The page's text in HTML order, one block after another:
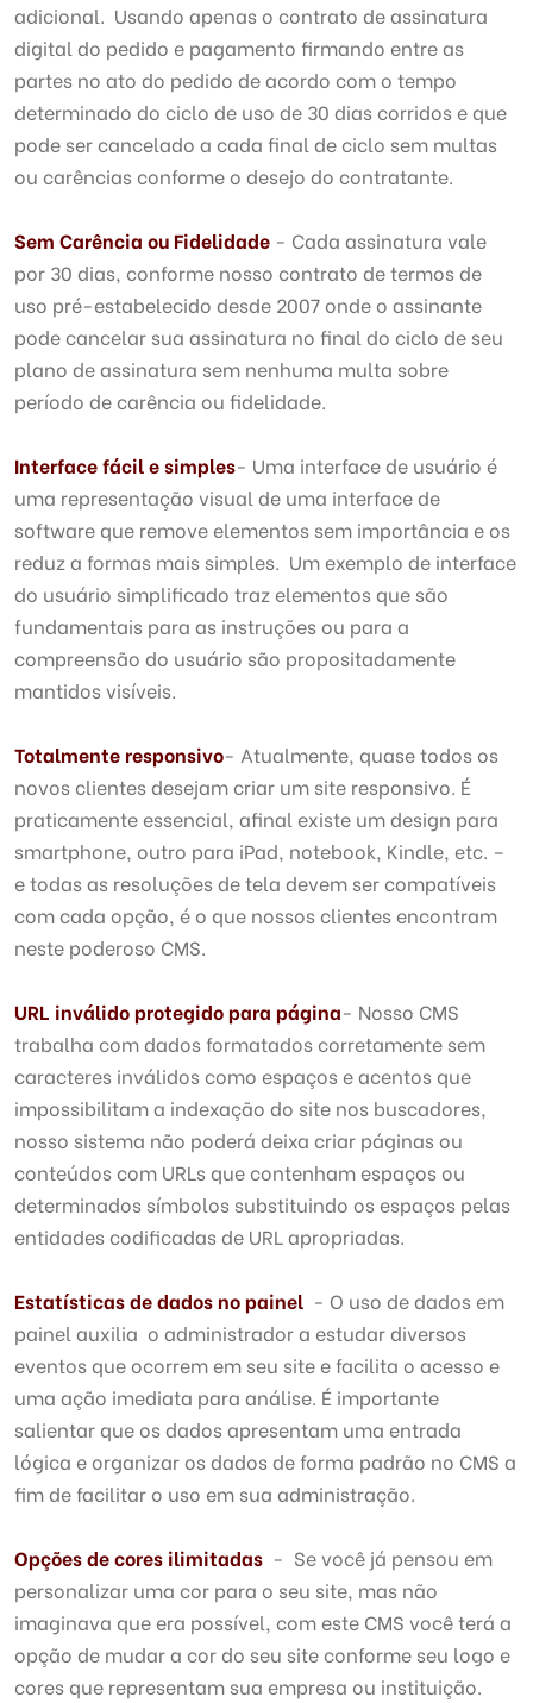
adicional. Usando apenas o contrato de assinatura
digital do pedido e pagamento firmando entre as
partes no ato do pedido de acordo com o tempo
determinado do ciclo de uso de 30 dias corridos e que
pode ser cancelado a cada final de ciclo sem multas
ou carências conforme o desejo do contratante.
Sem Carência ou Fidelidade - Cada assinatura vale
por 30 dias, conforme nosso contrato de termos de
uso pré-estabelecido desde 2007 onde o assinante
pode cancelar sua assinatura no final do ciclo de seu
plano de assinatura sem nenhuma multa sobre
período de carência ou fidelidade.
Interface fácil e simples- Uma interface de usuário é
uma representação visual de uma interface de
software que remove elementos sem importância e os
reduz a formas mais simples. Um exemplo de interface
do usuário simplificado traz elementos que são
fundamentais para as instruções ou para a
compreensão do usuário são propositadamente
mantidos visíveis.
Totalmente responsivo- Atualmente, quase todos os
novos clientes desejam criar um site responsivo. É
praticamente essencial, afinal existe um design para
smartphone, outro para iPad, notebook, Kindle, etc. –
e todas as resoluções de tela devem ser compatíveis
com cada opção, é o que nossos clientes encontram
neste poderoso CMS.
URL inválido protegido para página- Nosso CMS
trabalha com dados formatados corretamente sem
caracteres inválidos como espaços e acentos que
impossibilitam a indexação do site nos buscadores,
nosso sistema não poderá deixa criar páginas ou
conteúdos com URLs que contenham espaços ou
determinados símbolos substituindo os espaços pelas
entidades codificadas de URL apropriadas.
Estatísticas de dados no painel - O uso de dados em
painel auxilia o administrador a estudar diversos
eventos que ocorrem em seu site e facilita o acesso e
uma ação imediata para análise. É importante
salientar que os dados apresentam uma entrada
lógica e organizar os dados de forma padrão no CMS a
fim de facilitar o uso em sua administração.
Opções de cores ilimitadas - Se você já pensou em
personalizar uma cor para o seu site, mas não
imaginava que era possível, com este CMS você terá a
opção de mudar a cor do seu site conforme seu logo e
cores que representam sua empresa ou instituição.